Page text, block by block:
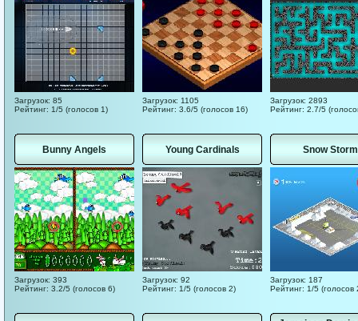
Загрузок: 85
Рейтинг: 1/5 (голосов 1)
Загрузок: 1105
Рейтинг: 3.6/5 (голосов 16)
Загрузок: 2893
Рейтинг: 2.7/5
Bunny Angels
Загрузок: 393
Рейтинг: 3.2/5 (голосов 6)
Young Cardinals
Загрузок: 92
Рейтинг: 1/5 (голосов 2)
Snow Storm
Загрузок: 187
Рейтинг: 1/5 (голосов